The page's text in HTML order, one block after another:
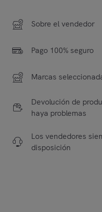
Sobre el vendedor
Pago 100% seguro
Marcas
Devolución de
haya problemas
Los vendedores
disposición